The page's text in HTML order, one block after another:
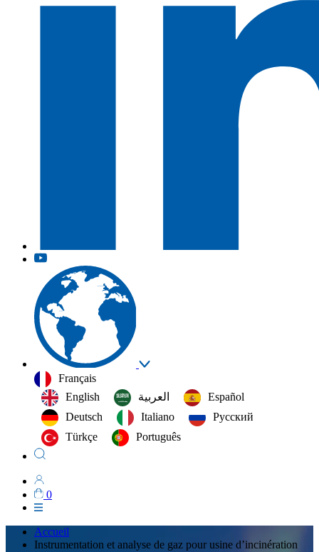
Français
English
العربية‏
Español
Deutsch
Italiano
Русский
Türkçe
Português
0
Accueil
Instrumentation et analyse de gaz pour usine d’incinération